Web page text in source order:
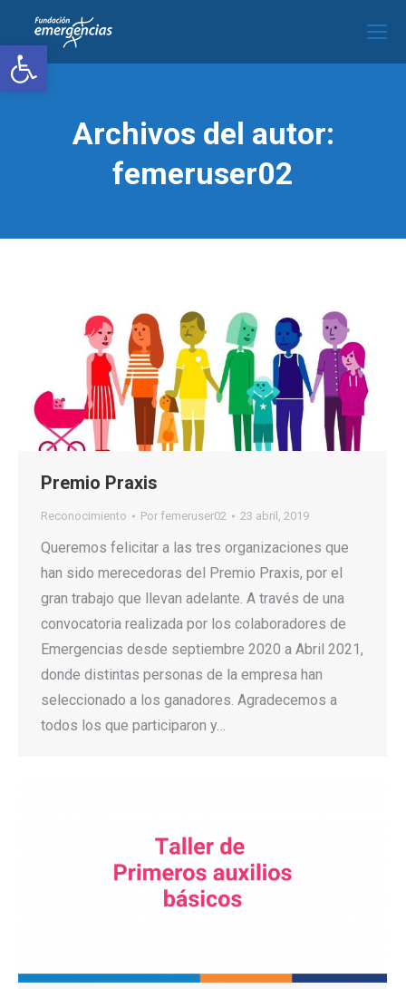
Abrir barra de herramientas
Archivos del autor:
femeruser02
Premio Praxis
Reconocimiento Por femeruser02 23 abril, 2019
Queremos felicitar a las tres organizaciones que
han sido merecedoras del Premio Praxis, por el
gran trabajo que llevan adelante. A través de una
convocatoria realizada por los colaboradores de
Emergencias desde septiembre 2020 a Abril 2021,
donde distintas personas de la empresa han
seleccionado a los ganadores. Agradecemos a
todos los que participaron y…